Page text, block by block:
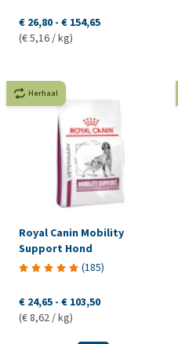
€ 26,80 - € 154,65
(€ 5,16 / kg)
Herhaal
Royal Canin Mobility
Support Hond
(185)
€ 24,65 - € 103,50
(€ 8,62 / kg)